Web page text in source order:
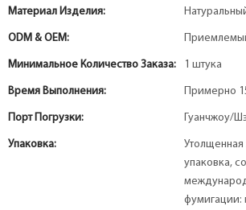
Материал Изделия:
ODM & OEM:
Минимальное Количество Заказа: 1 штука
Время Выполнения: Примерно
Порт Погрузки: Гуанчжоу/
Упаковка:
Утолщенная
упаковка,
фумигации: